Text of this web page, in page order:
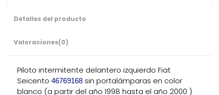
Detalles del producto
Valoraciones(0)
Piloto intermitente delantero izquierdo Fiat
Seicento 46769168 sin portalámparas en color
blanco (a partir del año 1998 hasta el año 2000 )